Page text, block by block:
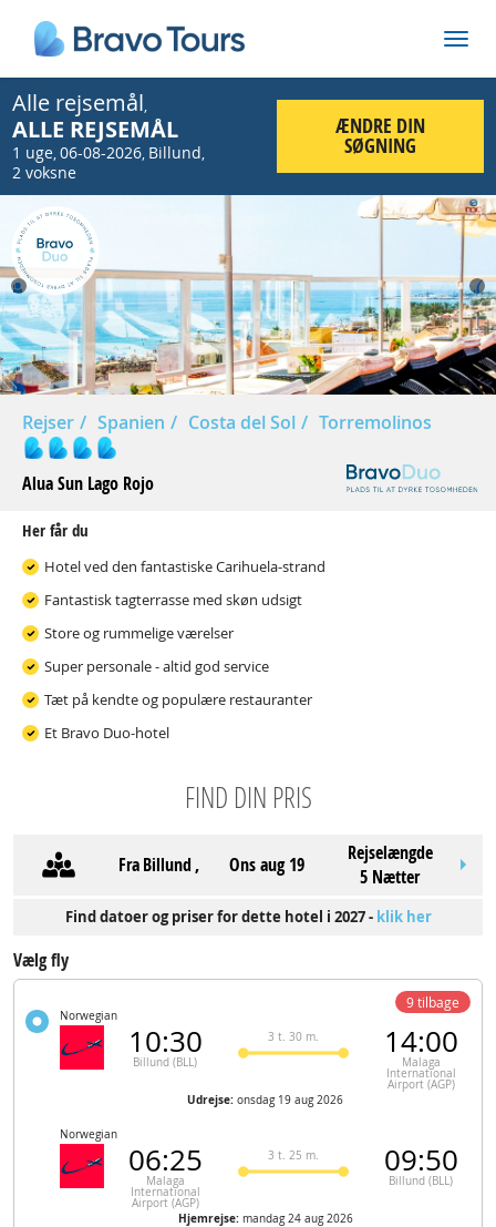
Alle rejsemål,
ALLE REJSEMÅL
1 uge,06-08-2026, Billund,
2 voksne
ÆNDRE DIN
SØGNING
Prev
Rejser Spanien Costa del Sol Torremolinos
Alua Sun Lago Rojo
Her får du
Hotel ved den fantastiske Carihuela-strand
Fantastisk tagterrasse med skøn udsigt
Store og rummelige værelser
Super personale - altid god service
Tæt på kendte og populære restauranter
Et Bravo Duo-hotel
FIND DIN PRIS
Fra Billund, ons aug 19
Rejselængde
5 Nætter
Find datoer og priser for dette hotel i 2027 - klik her
Vælg fly
Norwegian
10:30
Billund (BLL)
3 t. 30 m. 14:00
Malaga
International
Airport (AGP)
Udrejse: onsdag 19 aug 2026
Norwegian
06:25
Malaga
International
Airport (AGP)
3 t. 25 m. 09:50
Billund (BLL)
Hjemrejse: mandag 24 aug 2026
9 tilbage